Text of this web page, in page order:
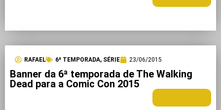
RAFAEL 6ª TEMPORADA, SÉRIE 23/06/2015
Banner da 6ª temporada de The Walking
Dead para a Comic Con 2015